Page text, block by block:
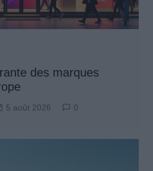
des marques
5 août 2026 0